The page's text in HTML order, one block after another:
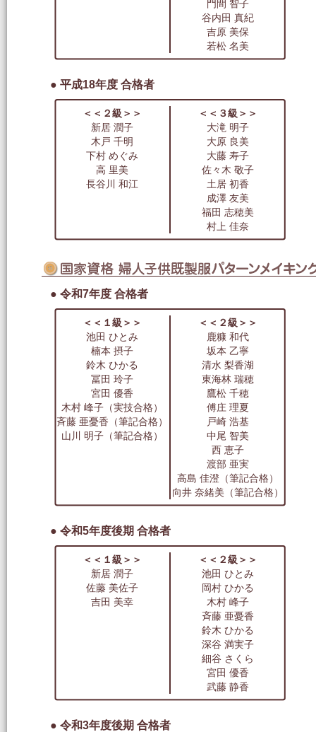
門間 智子
谷内田 真紀
吉原 美保
若松 名美
● 平成18年度 合格者
＜＜２級＞＞
＜＜３級＞＞
新居 潤子
大滝 明子
木戸 千明
大原 良美
下村 めぐみ
大藤 寿子
高 里美
佐々木 敬子
長谷川 和江
土居 初香
成澤 友美
福田 志穂美
村上 佳奈
● 令和7年度 合格者
＜＜１級＞＞
＜＜２級＞＞
池田 ひとみ
鹿糠 和代
楠本 摂子
坂本 乙寧
鈴木 ひかる
清水 梨香湖
冨田 玲子
東海林 瑞穂
宮田 優香
鷹松 千穂
木村 峰子（実技合格）
傅庄 理夏
斉藤 亜憂香（筆記合格）
戸崎 浩基
山川 明子（筆記合格）
中尾 智美
西 恵子
渡部 亜実
高島 佳澄（筆記合格）
向井 奈緒美（筆記合格）
● 令和5年度後期 合格者
＜＜１級＞＞
＜＜２級＞＞
新居 潤子
池田 ひとみ
佐藤 美佐子
岡村 ひかる
吉田 美幸
木村 峰子
斉藤 亜憂香
鈴木 ひかる
深谷 満実子
細谷 さくら
宮田 優香
武藤 静香
● 令和3年度後期 合格者